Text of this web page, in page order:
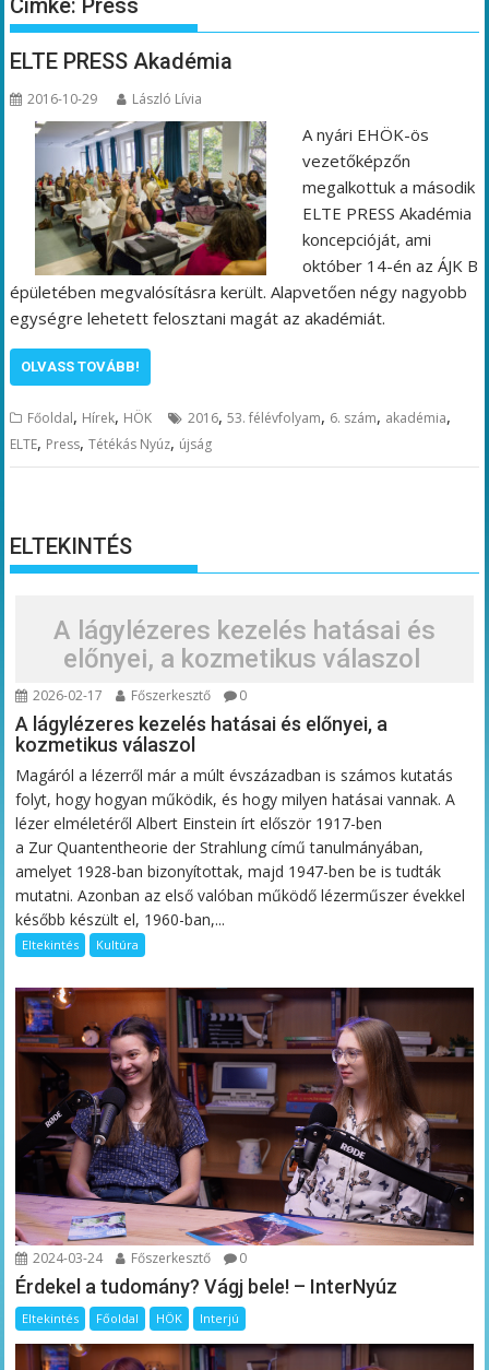
Címke: Press
ELTE PRESS Akadémia
2016-10-29 László Lívia
A nyári EHÖK-ös
vezetőképzőn
megalkottuk a második
ELTE PRESS Akadémia
koncepcióját, ami
október 14-én az ÁJK B
épületében megvalósításra került. Alapvetően négy nagyobb
egységre lehetett felosztani magát az akadémiát.
OLVASS TOVÁBB!
Főoldal, Hírek, HÖK 2016,53. félévfolyam, 6. szám, akadémia,
ELTE, Press,Tétékás Nyúz, újság
ELTEKINTÉS
A lágylézeres kezelés hatásai és
előnyei, a kozmetikus válaszol
2026-02-17 Főszerkesztő 0
A lágylézeres kezelés hatásai és előnyei, a
kozmetikus válaszol
Magáról a lézerről már a múlt évszázadban is számos kutatás
folyt, hogy hogyan működik, és hogy milyen hatásai vannak. A
lézer elméletéről Albert Einstein írt először 1917-ben
a Zur Quantentheorie der Strahlung című tanulmányában,
amelyet 1928-ban bizonyítottak, majd 1947-ben be is tudták
mutatni. Azonban az első valóban működő lézerműszer évekkel
később készült el, 1960-ban,...
Eltekintés Kultúra
2024-03-24 Főszerkesztő 0
Érdekel a tudomány? Vágj bele! – InterNyúz
Eltekintés Főoldal HÖK Interjú